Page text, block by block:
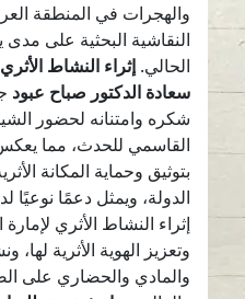
والهجرات في المنطقة
الحالي. إثراء النشاط الأثري
سعادة الدكتور صباح عبود
شكره وامتنانه لحضور
القاسمي للحدث، مما يعكس
بتوثيق وحماية المكانة
الدولة، ويمثل دعمًا نوعيًا
إثراء النشاط الأثري
وتعزيز الهوية الأثرية لها،
والمادي والحضاري على